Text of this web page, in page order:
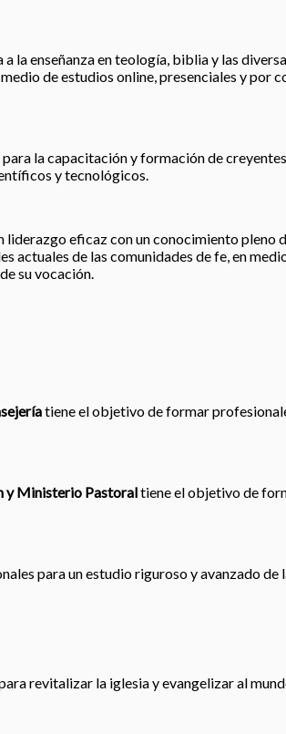
la enseñanza en teología, biblia y las
de estudios online, presenciales y
la capacitación y formación de
y tecnológicos.
eficaz con un conocimiento
actuales de las comunidades de fe, en
su vocación.
tiene el objetivo de formar
y Ministerio Pastoraltiene el objetivo de
para un estudio riguroso y avanzado de
revitalizar la iglesia y evangelizar al